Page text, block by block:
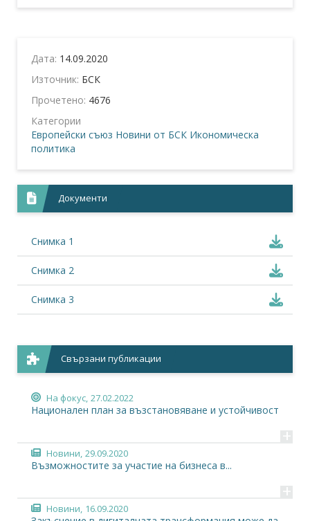
Дата: 14.09.2020
Източник: БСК
Прочетено: 4676
Категории
Европейски съюз Новини от БСК Икономическа
политика
Документи
Снимка 1
Снимка 2
Снимка 3
Свързани публикации
На фокус, 27.02.2022
Национален план за възстановяване и устойчивост
+
Новини, 29.09.2020
Възможностите за участие на бизнеса в...
+
Новини, 16.09.2020